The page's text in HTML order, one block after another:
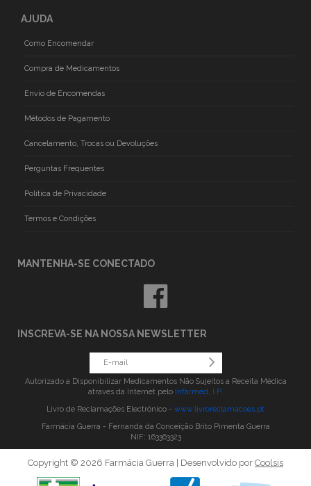
AJUDA
Como Encomendar
Compra de Medicamentos
Envio de Encomendas
Métodos de Pagamento
Cancelamento, Trocas ou Devoluções
Perguntas Frequentes
Politica de Privacidade
Termos e Condições
MANTENHA-SE CONECTADO
INSCREVA-SE NA NOSSA NEWSLETTER
Autorizado a Disponibilizar Medicamentos Não Sujeitos a Receita Médica
atraves da Internet pelo Infarmed, I.P.
Livro de Reclamações Electrónico - www.livroreclamacoes.pt
Farmácia Guerra - Fernanda da Conceição Brito Pimenta Guerra
NIF: 163363323
Copyright © 2026 Farmácia Guerra | Desenvolvido por Coolsis